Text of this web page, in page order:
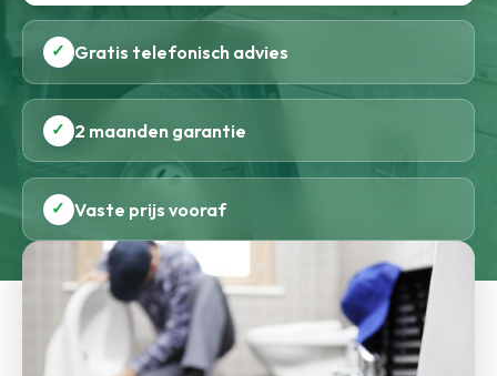
✓ Gratis telefonisch advies
✓ 2 maanden garantie
✓ Vaste prijs vooraf